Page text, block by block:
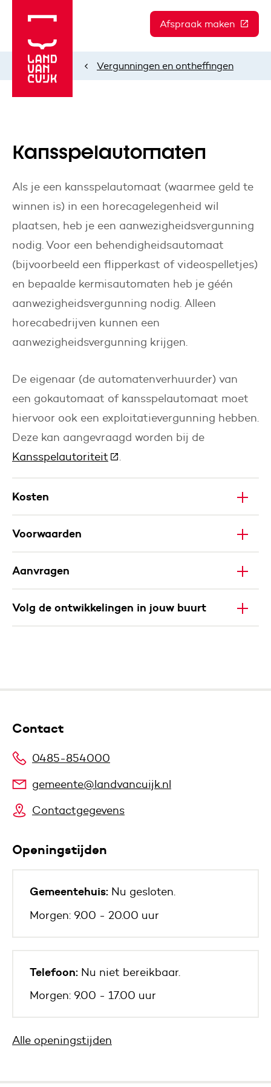
Afspraak maken (Deze
HomeVergunningen en ontheffingen
Kansspelautomaten
Als je een kansspelautomaat (waarmee geld te
winnen is) in een horecagelegenheid wil
plaatsen, heb je een aanwezigheidsvergunning
nodig. Voor een behendigheidsautomaat
(bijvoorbeeld een flipperkast of videospelletjes)
en bepaalde kermisautomaten heb je géén
aanwezigheidsvergunning nodig. Alleen
horecabedrijven kunnen een
aanwezigheidsvergunning krijgen.
De eigenaar (de automatenverhuurder) van
een gokautomaat of kansspelautomaat moet
hiervoor ook een exploitatievergunning hebben.
Deze kan aangevraagd worden bij de
Kansspelautoriteit (Deze link gaat naar een
.
Kosten
Voorwaarden
Aanvragen
Volg de ontwikkelingen in jouw buurt
Contact
0485-854000
gemeente@landvancuijk.nl
Contactgegevens
Openingstijden
Gemeentehuis: Nu gesloten.
Morgen: 9.00 - 20.00 uur
Telefoon: Nu niet bereikbaar.
Morgen: 9.00 - 17.00 uur
Alle openingstijden